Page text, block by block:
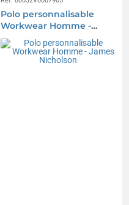
Polo personnalisable
Workwear Homme -
James Nicholson